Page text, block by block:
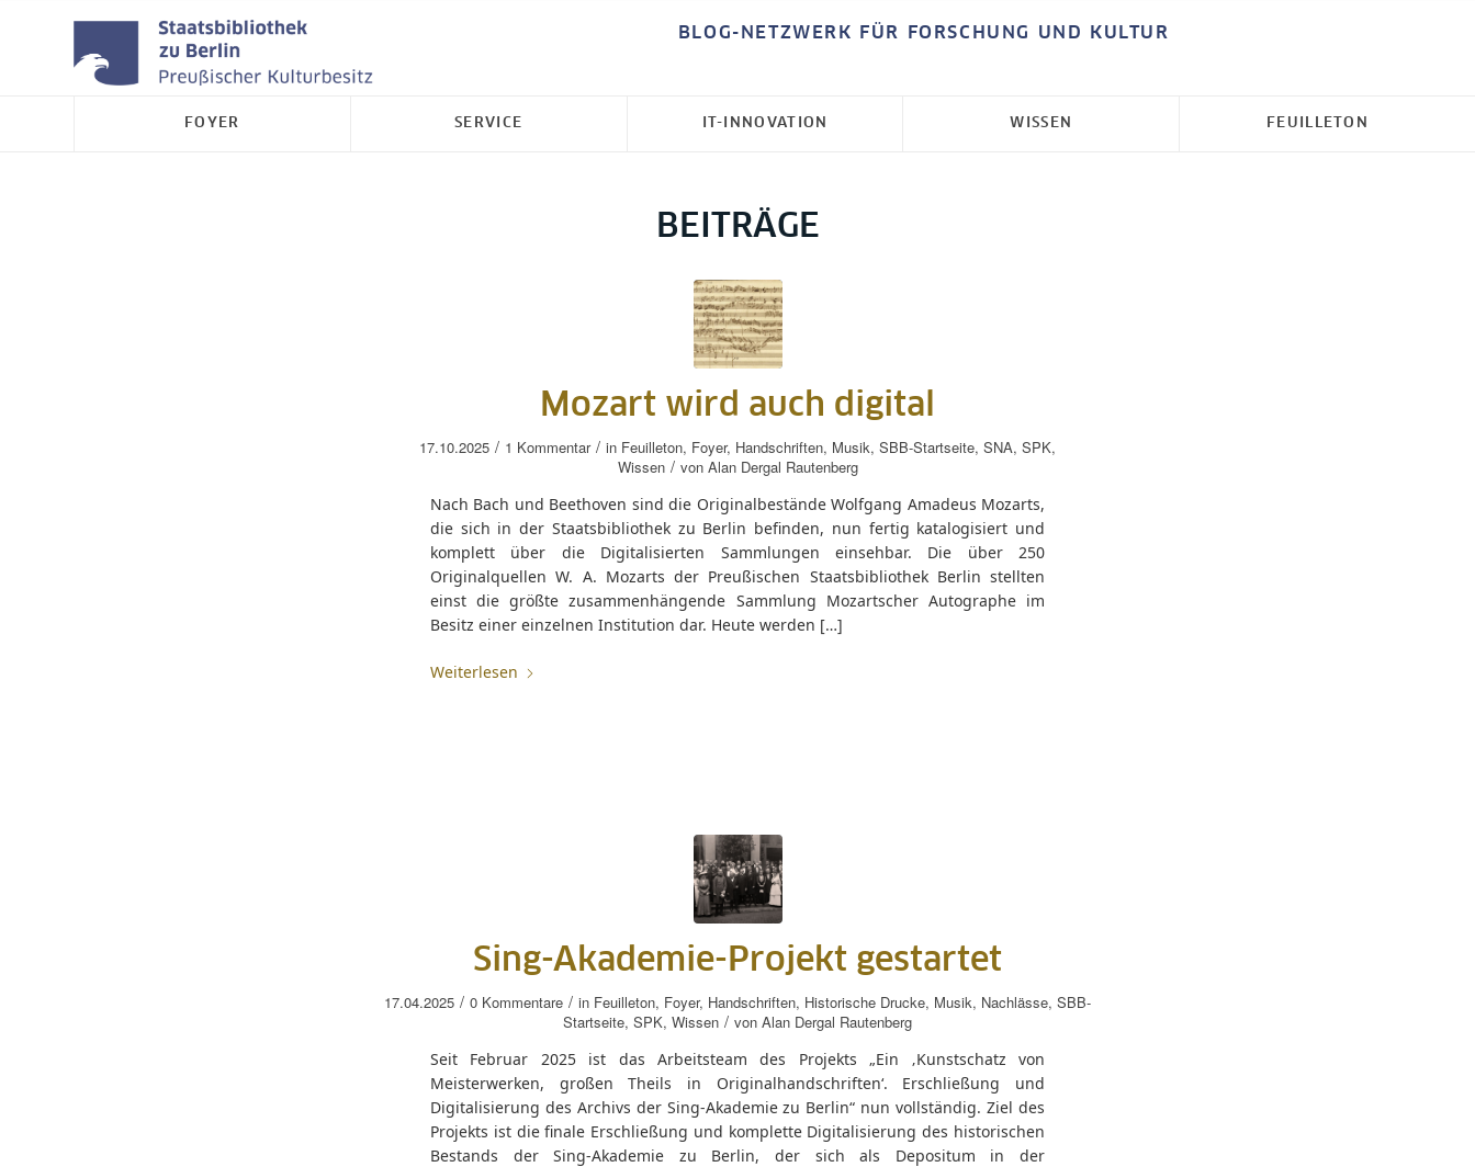
BLOG-NETZWERK FÜR FORSCHUNG UND KULTUR
FOYER SERVICE IT-INNOVATION WISSEN FEUILLETON
BEITRÄGE
Mozart wird auch digital
17.10.2025 / 1 Kommentar / in Feuilleton, Foyer, Handschriften, Musik, SBB-Startseite, SNA, SPK,
Wissen / von Alan Dergal Rautenberg
Nach Bach und Beethoven sind die Originalbestände Wolfgang Amadeus Mozarts,
die sich in der Staatsbibliothek zu Berlin befinden, nun fertig katalogisiert und
komplett über die Digitalisierten Sammlungen einsehbar. Die über 250
Originalquellen W. A. Mozarts der Preußischen Staatsbibliothek Berlin stellten
einst die größte zusammenhängende Sammlung Mozartscher Autographe im
Besitz einer einzelnen Institution dar. Heute werden […]
Weiterlesen
Sing-Akademie-Projekt gestartet
17.04.2025 / 0 Kommentare / in Feuilleton, Foyer, Handschriften, Historische Drucke, Musik, Nachlässe, SBB-
Startseite, SPK, Wissen / von Alan Dergal Rautenberg
Seit Februar 2025 ist das Arbeitsteam des Projekts „Ein ‚Kunstschatz von
Meisterwerken, großen Theils in Originalhandschriften‘. Erschließung und
Digitalisierung des Archivs der Sing-Akademie zu Berlin“ nun vollständig. Ziel des
Projekts ist die finale Erschließung und komplette Digitalisierung des historischen
Bestands der Sing-Akademie zu Berlin, der sich als Depositum in der